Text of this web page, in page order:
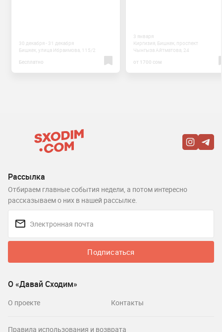
30 декабря - 31 декабря
Бишкек, улица Ибраимова, 115/2
Бесплатно
3 января
Киргизия, Бишкек, проспект
Чынгыза Айтматова, 24
от 1700 сом
Рассылка
Отбираем главные события недели, а потом интересно
рассказываем о них в нашей рассылке.
Подписаться
О «Давай Сходим»
О проекте Контакты
Правила использования и возврата